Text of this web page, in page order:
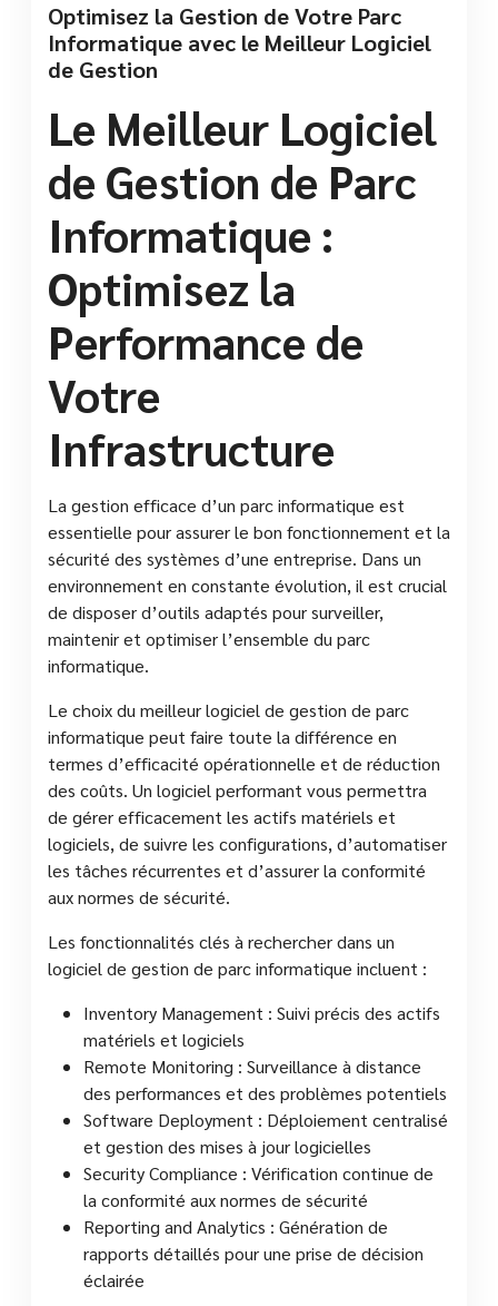
Optimisez la Gestion de Votre Parc
Informatique avec le Meilleur Logiciel
de Gestion
Le Meilleur Logiciel
de Gestion de Parc
Informatique :
Optimisez la
Performance de
Votre
Infrastructure
La gestion efficace d’un parc informatique est
essentielle pour assurer le bon fonctionnement et la
sécurité des systèmes d’une entreprise. Dans un
environnement en constante évolution, il est crucial
de disposer d’outils adaptés pour surveiller,
maintenir et optimiser l’ensemble du parc
informatique.
Le choix du meilleur logiciel de gestion de parc
informatique peut faire toute la différence en
termes d’efficacité opérationnelle et de réduction
des coûts. Un logiciel performant vous permettra
de gérer efficacement les actifs matériels et
logiciels, de suivre les configurations, d’automatiser
les tâches récurrentes et d’assurer la conformité
aux normes de sécurité.
Les fonctionnalités clés à rechercher dans un
logiciel de gestion de parc informatique incluent :
Inventory Management : Suivi précis des actifs
matériels et logiciels
Remote Monitoring : Surveillance à distance
des performances et des problèmes potentiels
Software Deployment : Déploiement centralisé
et gestion des mises à jour logicielles
Security Compliance : Vérification continue de
la conformité aux normes de sécurité
Reporting and Analytics : Génération de
rapports détaillés pour une prise de décision
éclairée